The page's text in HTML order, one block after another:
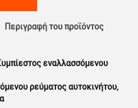
Περιγραφή του προϊόντος
εναλλασσόμενου
ρεύματος αυτοκινήτου,